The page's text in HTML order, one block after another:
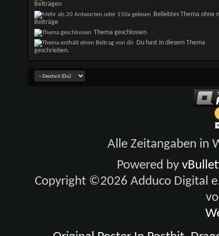
Beiträgen
Beliebtes Thema ohne
Beiträge
Thema geschlossen
Du hast in diesem Thema
geschrieben.
Alle Zeitangaben in
Powered by
Copyright ©2026 Adduco Digital